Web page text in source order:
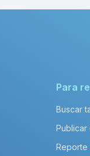
Para
Buscar
Publicar
Reporte